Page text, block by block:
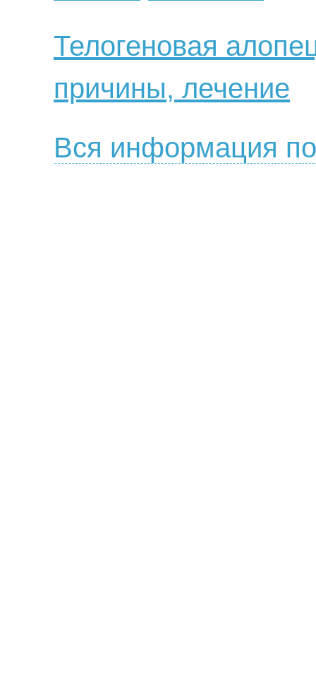
Телогеновая
причины, лечение
Вся информация